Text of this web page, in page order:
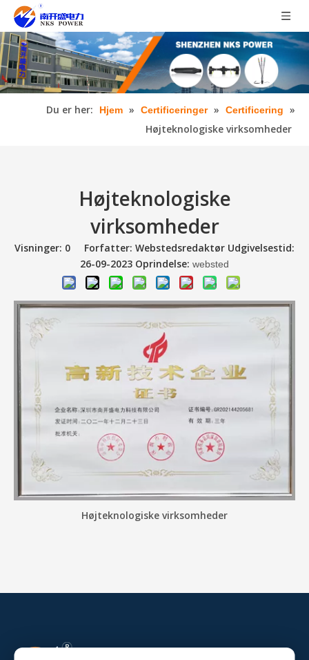
Du er her: Hjem » Certificeringer » Certificering
»
Højteknologiske virksomheder
Højteknologiske
virksomheder
Visninger: 0 Forfatter: Webstedsredaktør Udgivelsestid:
26-09-2023 Oprindelse: websted
Højteknologiske virksomheder